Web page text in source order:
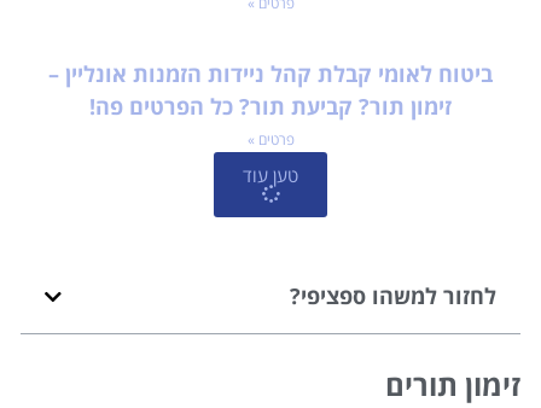
ביטוח לאומי קבלת קהל ניידות הזמנות אונליין –
זימון תור? קביעת תור? כל הפרטים פה!
פרטים »
טען עוד
לחזור למשהו ספציפי?
זימון תורים